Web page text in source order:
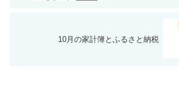
10月の家計簿とふるさと納税